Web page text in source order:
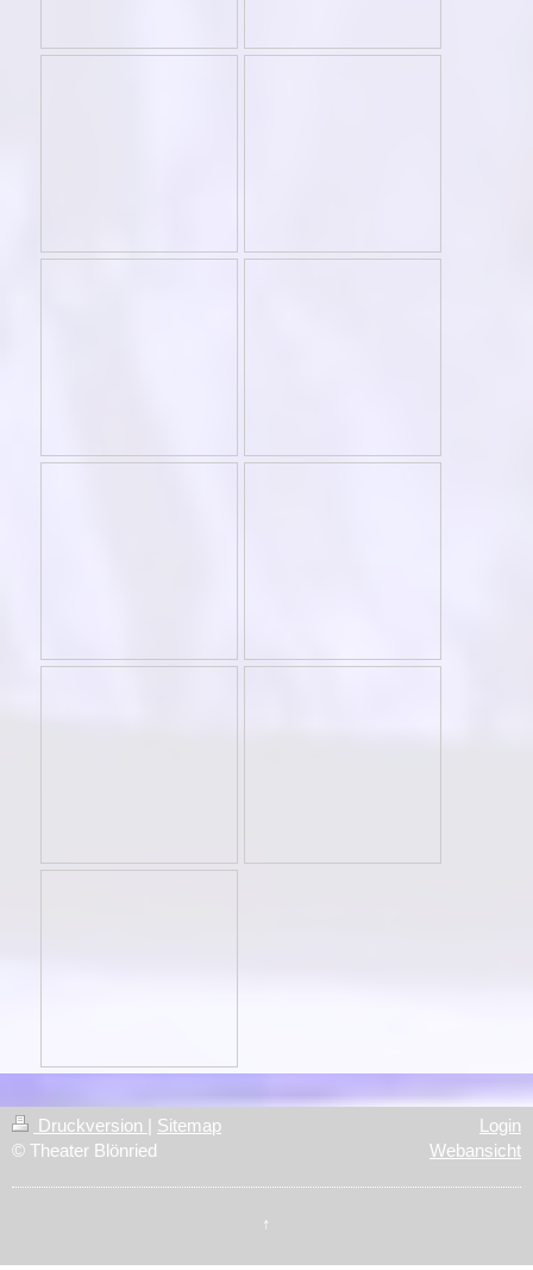
Druckversion | Sitemap
© Theater Blönried
Login
Webansicht
↑